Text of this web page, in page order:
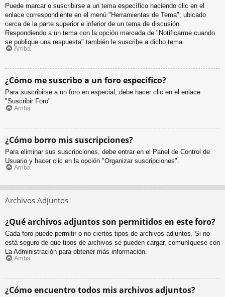
Puede marcar o suscribirse a un tema específico haciendo clic en el
enlace correspondiente en el menú "Herramientas de Tema", ubicado
cerca de la parte superior e inferior de un tema de discusión.
Respondiendo a un tema con la opción marcada de "Notificarme cuando
se publique una respuesta" también le suscribe a dicho tema.
Arriba
¿Cómo me suscribo a un foro específico?
Para suscribirse a un foro en especial, debe hacer clic en el enlace
"Suscribir Foro".
Arriba
¿Cómo borro mis suscripciones?
Para eliminar sus suscripciones, debe entrar en el Panel de Control de
Usuario y hacer clic en la opción "Organizar suscripciones".
Arriba
Archivos Adjuntos
¿Qué archivos adjuntos son permitidos en este foro?
Cada foro puede permitir o no ciertos tipos de archivos adjuntos. Si no
está seguro de que tipos de archivos se pueden cargar, comuníquese con
La Administración para obtener más información.
Arriba
¿Cómo encuentro todos mis archivos adjuntos?